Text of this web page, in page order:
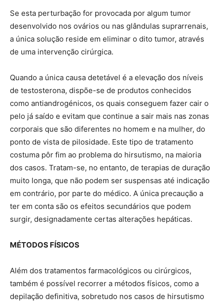
Se esta perturbação for provocada por algum tumor
desenvolvido nos ovários ou nas glândulas suprarrenais,
a única solução reside em eliminar o dito tumor, através
de uma intervenção cirúrgica.
Quando a única causa detetável é a elevação dos níveis
de testosterona, dispõe-se de produtos conhecidos
como antiandrogénicos, os quais conseguem fazer cair o
pelo já saído e evitam que continue a sair mais nas zonas
corporais que são diferentes no homem e na mulher, do
ponto de vista de pilosidade. Este tipo de tratamento
costuma pôr fim ao problema do hirsutismo, na maioria
dos casos. Tratam-se, no entanto, de terapias de duração
muito longa, que não podem ser suspensas até indicação
em contrário, por parte do médico. A única precaução a
ter em conta são os efeitos secundários que podem
surgir, designadamente certas alterações hepáticas.
MÉTODOS FÍSICOS
Além dos tratamentos farmacológicos ou cirúrgicos,
também é possível recorrer a métodos físicos, como a
depilação definitiva, sobretudo nos casos de hirsutismo